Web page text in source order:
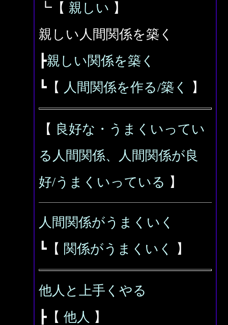
┗【 親しい 】
親しい人間関係を築く
┣親しい関係を築く
┗【 人間関係を作る/築く 】
【 良好な・うまくいってい
る人間関係、人間関係が良
好/うまくいっている 】
人間関係がうまくいく
┗【 関係がうまくいく 】
他人と上手くやる
┣【 他人 】